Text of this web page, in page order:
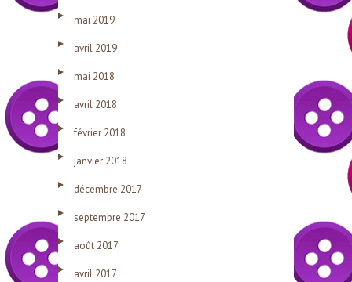
mai 2019
avril 2019
mai 2018
avril 2018
février 2018
janvier 2018
décembre 2017
septembre 2017
août 2017
avril 2017